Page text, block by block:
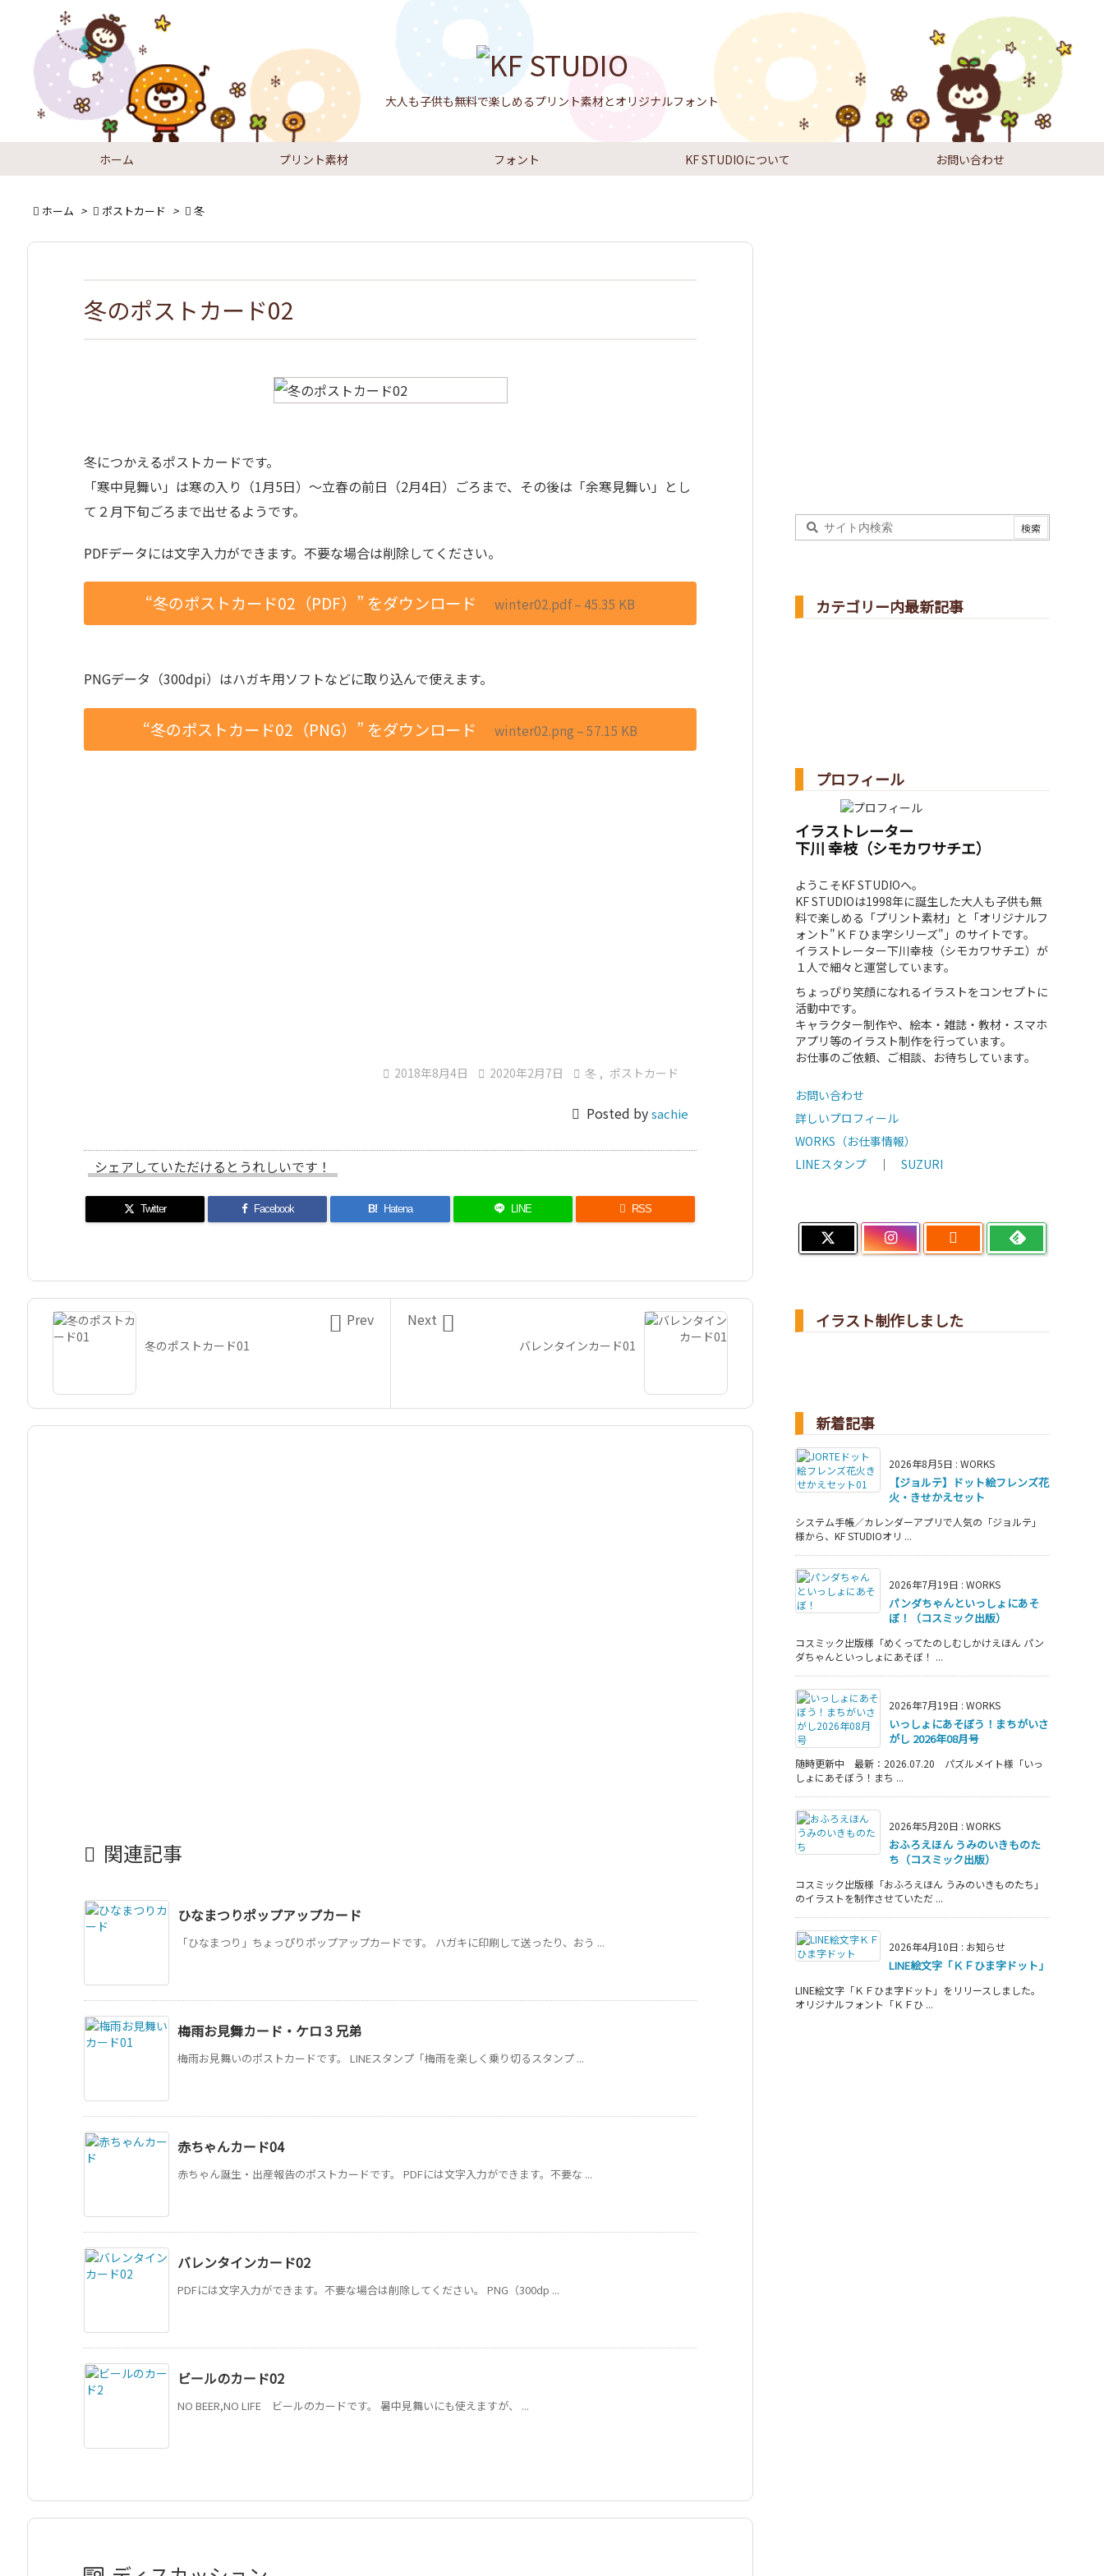
大人も子供も無料で楽しめるプリント素材とオリジナルフォント
ホーム プリント素材 フォント KF STUDIOについて お問い合わせ
 ホーム >  ポストカード >  冬
冬のポストカード02
冬につかえるポストカードです。
「寒中見舞い」は寒の入り（1月5日）〜立春の前日（2月4日）ごろまで、その後は「余寒見舞い」とし
て２月下旬ごろまで出せるようです。
PDFデータには文字入力ができます。不要な場合は削除してください。
“冬のポストカード02（PDF）” をダウンロード winter02.pdf – 45.35 KB
PNGデータ（300dpi）はハガキ用ソフトなどに取り込んで使えます。
“冬のポストカード02（PNG）” をダウンロード winter02.png – 57.15 KB
 2018年8月4日  2020年2月7日  冬 , ポストカード
 Posted bysachie
シェアしていただけるとうれしいです！
Twitter Facebook B! Hatena LINE  RSS
バレンタインカード01

Next
冬のポストカード01
 Prev
 関連記事
ひなまつりポップアップカード
「ひなまつり」ちょっぴりポップアップカードです。 ハガキに印刷して送ったり、おう ...
梅雨お見舞カード・ケロ３兄弟
梅雨お見舞いのポストカードです。 LINEスタンプ「梅雨を楽しく乗り切るスタンプ ...
赤ちゃんカード04
赤ちゃん誕生・出産報告のポストカードです。 PDFには文字入力ができます。不要な ...
バレンタインカード02
PDFには文字入力ができます。不要な場合は削除してください。 PNG（300dp ...
ビールのカード02
NO BEER,NO LIFE ビールのカードです。 暑中見舞いにも使えますが、 ...
カテゴリー内最新記事
プロフィール
イラストレーター
下川 幸枝（シモカワサチエ）
ようこそKF STUDIOへ。
KF STUDIOは1998年に誕生した大人も子供も無
料で楽しめる「プリント素材」と「オリジナルフ
ォント"ＫＦひま字シリーズ"」のサイトです。
イラストレーター下川幸枝（シモカワサチエ）が
１人で細々と運営しています。
ちょっぴり笑顔になれるイラストをコンセプトに
活動中です。
キャラクター制作や、絵本・雑誌・教材・スマホ
アプリ等のイラスト制作を行っています。
お仕事のご依頼、ご相談、お待ちしています。
お問い合わせ
詳しいプロフィール
WORKS（お仕事情報）
LINEスタンプ ｜ SUZURI

イラスト制作しました
新着記事
2026年8月5日 : WORKS
【ジョルテ】ドット絵フレンズ花
火・きせかえセット
システム手帳／カレンダーアプリで人気の「ジョルテ」
様から、KF STUDIOオリ ...
2026年7月19日 : WORKS
パンダちゃんといっしょにあそ
ぼ！（コスミック出版）
コスミック出版様「めくってたのしむしかけえほん パン
ダちゃんといっしょにあそぼ！ ...
2026年7月19日 : WORKS
いっしょにあそぼう！まちがいさ
がし 2026年08月号
随時更新中 最新：2026.07.20 パズルメイト様「いっ
しょにあそぼう！まち ...
2026年5月20日 : WORKS
おふろえほん うみのいきものた
ち（コスミック出版）
コスミック出版様「おふろえほん うみのいきものたち」
のイラストを制作させていただ ...
2026年4月10日 : お知らせ
LINE絵文字「ＫＦひま字ドット」
LINE絵文字「ＫＦひま字ドット」をリリースしました。
オリジナルフォント「ＫＦひ ...